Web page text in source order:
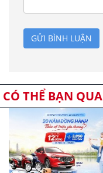
GỬI BÌNH LUẬN
CÓ THỂ BẠN